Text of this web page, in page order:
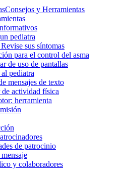
Consejos y Herramientas
pediatra
sus síntomas
para el control del asma
de uso de pantallas
pediatra
mensajes de texto
de activida​d física
herramienta
de patrocinio
y colaboradores